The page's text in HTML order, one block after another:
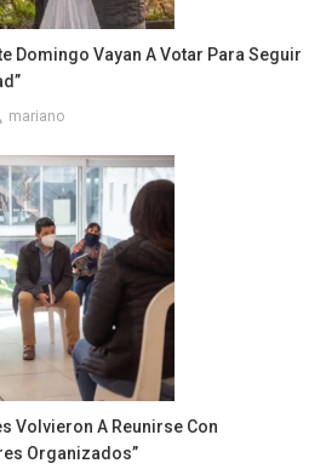
Domingo Vayan A Votar Para Seguir
mariano
Volvieron A Reunirse Con
Organizados”